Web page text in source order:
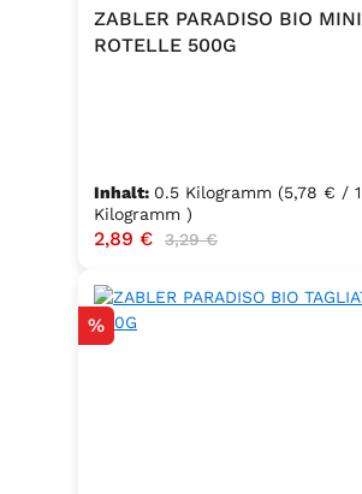
Trennmittel Calciumsalze der
Speisefettsäuren, Folsäure,
ZABLER PARADISO BIO MINI
ROTELLE 500G
Inhalt: 0.5 Kilogramm (5,78 € / 1
Kilogramm )
Verkaufspreis:
2,89 € Regulärer Preis:
3,29 €
Rabatt
%